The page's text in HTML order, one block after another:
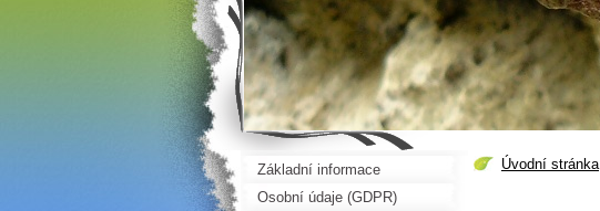
Úvodní stránka
Základní informace
Osobní údaje (GDPR)